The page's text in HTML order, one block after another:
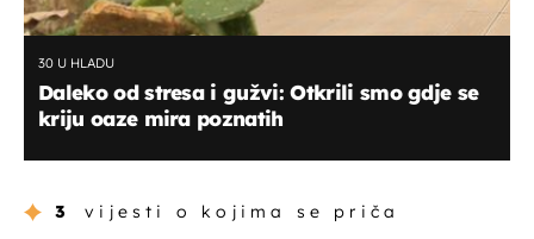
30 U HLADU
Daleko od stresa i gužvi: Otkrili smo gdje se
kriju oaze mira poznatih
3 vijesti o kojima se priča